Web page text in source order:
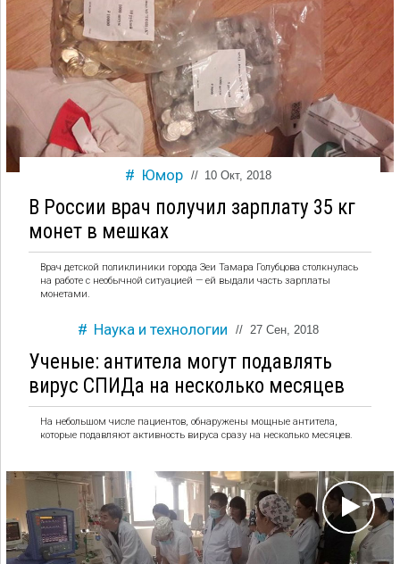
Юмор // 10 Окт, 2018
В России врач получил зарплату 35 кг
монет в мешках
Врач детской поликлиники города Зеи Тамара Голубцова столкнулась
на работе с необычной ситуацией — ей выдали часть зарплаты
монетами.
Наука и технологии // 27 Сен, 2018
Ученые: антитела могут подавлять
вирус СПИДа на несколько месяцев
На небольшом числе пациентов, обнаружены мощные антитела,
которые подавляют активность вируса сразу на несколько месяцев.